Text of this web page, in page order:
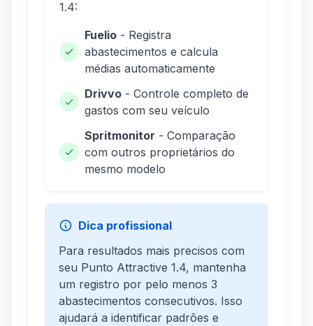
1.4:
Fuelio - Registra
abastecimentos e calcula
médias automaticamente
Drivvo - Controle completo de
gastos com seu veículo
Spritmonitor - Comparação
com outros proprietários do
mesmo modelo
Dica profissional
Para resultados mais precisos com
seu Punto Attractive 1.4, mantenha
um registro por pelo menos 3
abastecimentos consecutivos. Isso
ajudará a identificar padrões e